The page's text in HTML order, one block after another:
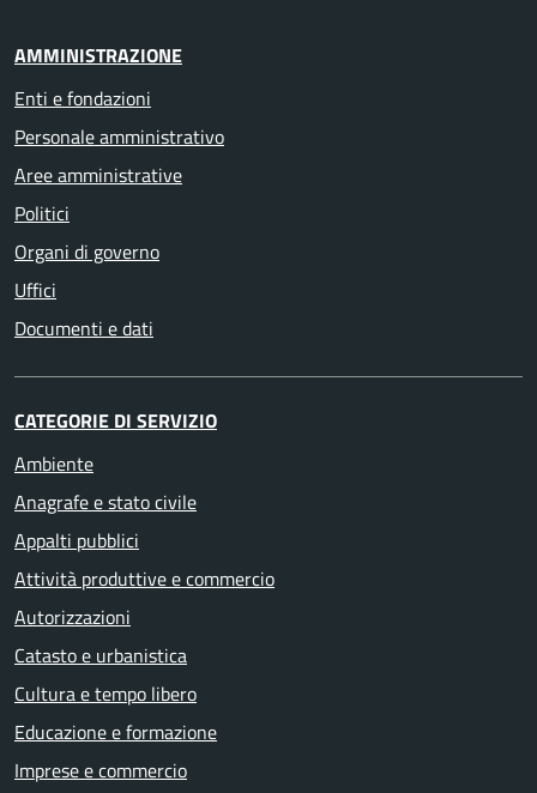
AMMINISTRAZIONE
Enti e fondazioni
Personale amministrativo
Aree amministrative
Politici
Organi di governo
Uffici
Documenti e dati
CATEGORIE DI SERVIZIO
Ambiente
Anagrafe e stato civile
Appalti pubblici
Attività produttive e commercio
Autorizzazioni
Catasto e urbanistica
Cultura e tempo libero
Educazione e formazione
Imprese e commercio